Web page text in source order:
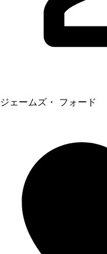
ジェームズ・ フォード